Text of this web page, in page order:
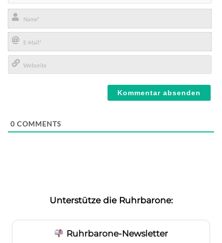
Name*
E-
Mail*
0 COMMENTS
Unterstütze die Ruhrbarone:
Ruhrbarone-Newsletter